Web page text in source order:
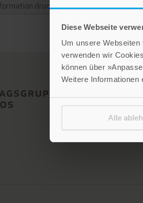
Diese Webseite
Um unsere
verwenden wir
können über
Weitere Informationen
Alle
drucken